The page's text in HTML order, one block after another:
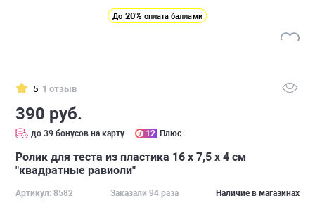
До 20% оплата баллами
5 1 отзыв
390 руб.
до 39 бонусов на карту 12 Плюс
Ролик для теста из пластика 16 x 7,5 x 4 см
"квадратные равиоли"
Артикул: 8582 Заказали 94 раза Наличие в магазинах